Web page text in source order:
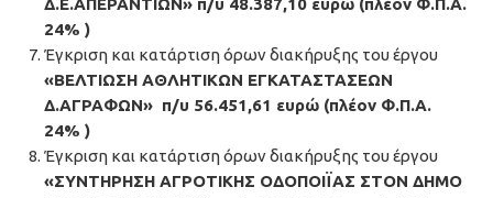
Δ.Ε.ΑΠΕΡΑΝΤΙΩΝ» π/υ 48.387,10 ευρώ (πλέον Φ.Π.Α.
24% )
Έγκριση και κατάρτιση όρων διακήρυξης του έργου
«ΒΕΛΤΙΩΣΗ ΑΘΛΗΤΙΚΩΝ ΕΓΚΑΤΑΣΤΑΣΕΩΝ
Δ.ΑΓΡΑΦΩΝ» π/υ 56.451,61 ευρώ (πλέον Φ.Π.Α.
24% )
Έγκριση και κατάρτιση όρων διακήρυξης του έργου
«ΣΥΝΤΗΡΗΣΗ ΑΓΡΟΤΙΚΗΣ ΟΔΟΠΟΙΪΑΣ ΣΤΟΝ ΔΗΜΟ